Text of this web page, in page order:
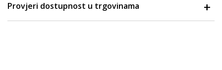
Provjeri dostupnost u trgovinama